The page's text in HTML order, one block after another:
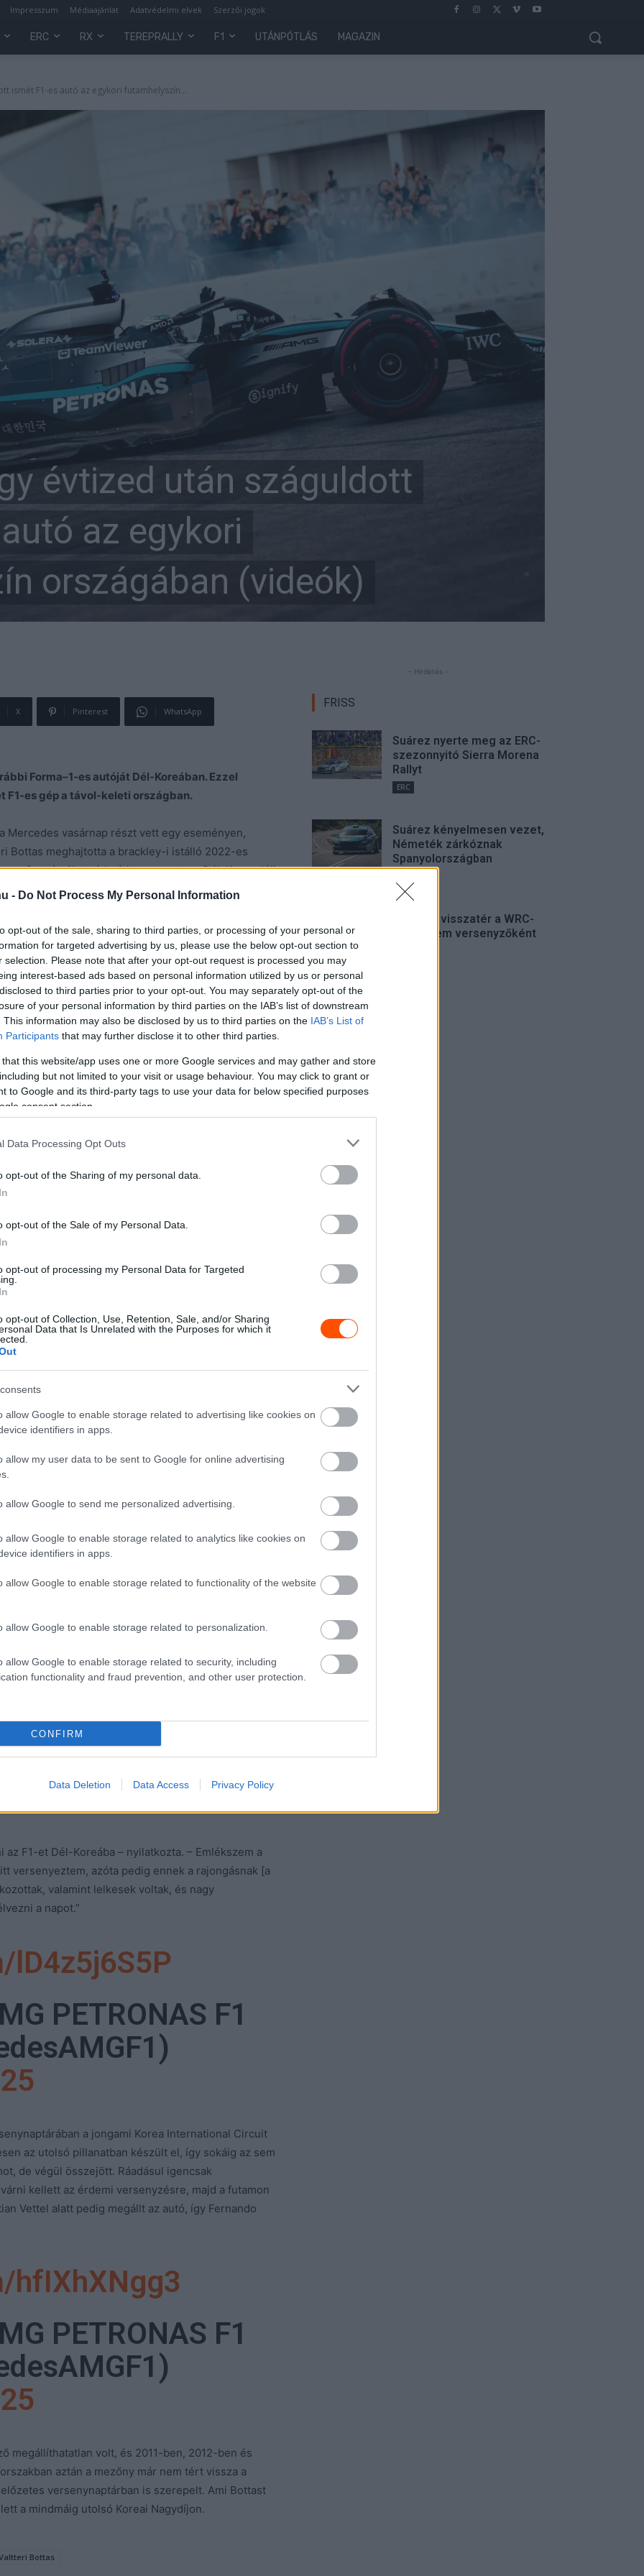
- Do Not Process My Personal Information
opt-out of the sale, sharing to third parties, or processing of your personal or
for targeted advertising by us, please use the below opt-out section to
selection. Please note that after your opt-out request is processed you may
interest-based ads based on personal information utilized by us or personal
to third parties prior to your opt-out. You may separately opt-out of the
of your personal information by third parties on the IAB’s list of downstream
This information may also be disclosed by us to third parties on the IAB’s List of
Participants that may further disclose it to other third parties.
that this website/app uses one or more Google services and may gather and store
but not limited to your visit or usage behaviour. You may click to grant or
to Google and its third-party tags to use your data for below specified purposes
consent section.
Data Processing Opt Outs
opt-out of the Sharing of my personal data.
opt-out of the Sale of my Personal Data.
opt-out of processing my Personal Data for Targeted
opt-out of Collection, Use, Retention, Sale, and/or Sharing
Data that Is Unrelated with the Purposes for which it
allow Google to enable storage related to advertising like cookies on
identifiers in apps.
allow my user data to be sent to Google for online advertising
allow Google to send me personalized advertising.
allow Google to enable storage related to analytics like cookies on
identifiers in apps.
allow Google to enable storage related to functionality of the website
allow Google to enable storage related to personalization.
allow Google to enable storage related to security, including
functionality and fraud prevention, and other user protection.
CONFIRM
Data Deletion Data Access Privacy Policy
Impresszum Médiaajánlat Adatvédelmi elvek Szerzői jogok
ERC RX TEREPRALLY F1 UTÁNPÓTLÁS MAGAZIN
ismét F1-es autó az egykori futamhelyszín...
évtized után száguldott
az egykori
országában (videók)
X Pinterest WhatsApp
Forma–1-es autóját Dél-Koreában. Ezzel
es gép a távol-keleti országban.
Mercedes vasárnap részt vett egy eseményen,
Bottas meghajtotta a brackley-i istálló 2022-es
nevű autós életmódmárka szervezte a Dél-Korea déli
nem kevesebb mint 25 ezren látogattak ki, és finn
hiszen jó néhány kört megtett a 4,5
tanúsága szerint „fánkozott” is. A jelenlévők
emléktárgyat, köztük sisakokat és overálokat is
🍩👑
mtSTtBLifj
PETRONAS F1
a Forma–1 ezzel visszatért Dél-Koreába, de az
élőben száguldó F1-es kocsit. A Koreai
amikor már Bottas is a mezőny tagja volt,
the goods 💪💪
qys4tbUunC
PETRONAS F1
F1-et Dél-Koreába – nyilatkozta. – Emlékszem a
versenyeztem, azóta pedig ennek a rajongásnak [a
valamint lelkesek voltak, és nagy
a napot.”
PETRONAS F1
a jongami Korea International Circuit
az utolsó pillanatban készült el, így sokáig az sem
de végül összejött. Ráadásul igencsak
kellett az érdemi versenyzésre, majd a futamon
Vettel alatt pedig megállt az autó, így Fernando
hfIXhXNgg3
PETRONAS F1
megállíthatatlan volt, és 2011-ben, 2012-ben és
aztán a mezőny már nem tért vissza a
versenynaptárban is szerepelt. Ami Bottast
a mindmáig utolsó Koreai Nagydíjon.
Bottas
- Hirdetés -
FRISS
Suárez nyerte meg az ERC-
szezonnyitó Sierra Morena
Rallyt
ERC
Suárez kényelmesen vezet,
Németék zárkóznak
Spanyolországban
Munster visszatér a WRC-
be, de nem versenyzőként